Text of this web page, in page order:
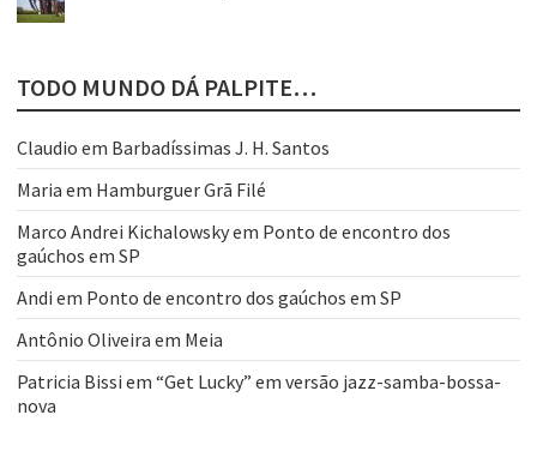
TODO MUNDO DÁ PALPITE…
Claudio em Barbadíssimas J. H. Santos
Maria em Hamburguer Grã Filé
Marco Andrei Kichalowskyem Ponto de encontro dos
gaúchos em SP
Andi em Ponto de encontro dos gaúchos em SP
Antônio Oliveira em Meia
Patricia Bissi em “Get Lucky” em versão jazz-samba-bossa-
nova